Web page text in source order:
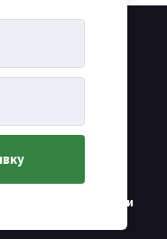
24 часа в сутки